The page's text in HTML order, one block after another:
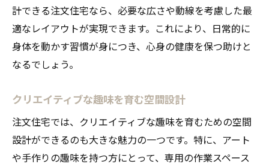
計できる注文住宅なら、必要な広さや動線を考慮した最
適なレイアウトが実現できます。これにより、日常的に
身体を動かす習慣が身につき、心身の健康を保つ助けと
なるでしょう。
クリエイティブな趣味を育む空間設計
注文住宅では、クリエイティブな趣味を育むための空間
設計ができるのも大きな魅力の一つです。特に、アート
や手作りの趣味を持つ方にとって、専用の作業スペース